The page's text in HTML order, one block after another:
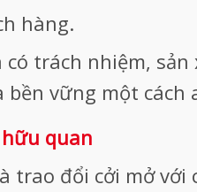
hàng.
trách nhiệm,
bền vững một
hữu quan
trao đổi cởi mở